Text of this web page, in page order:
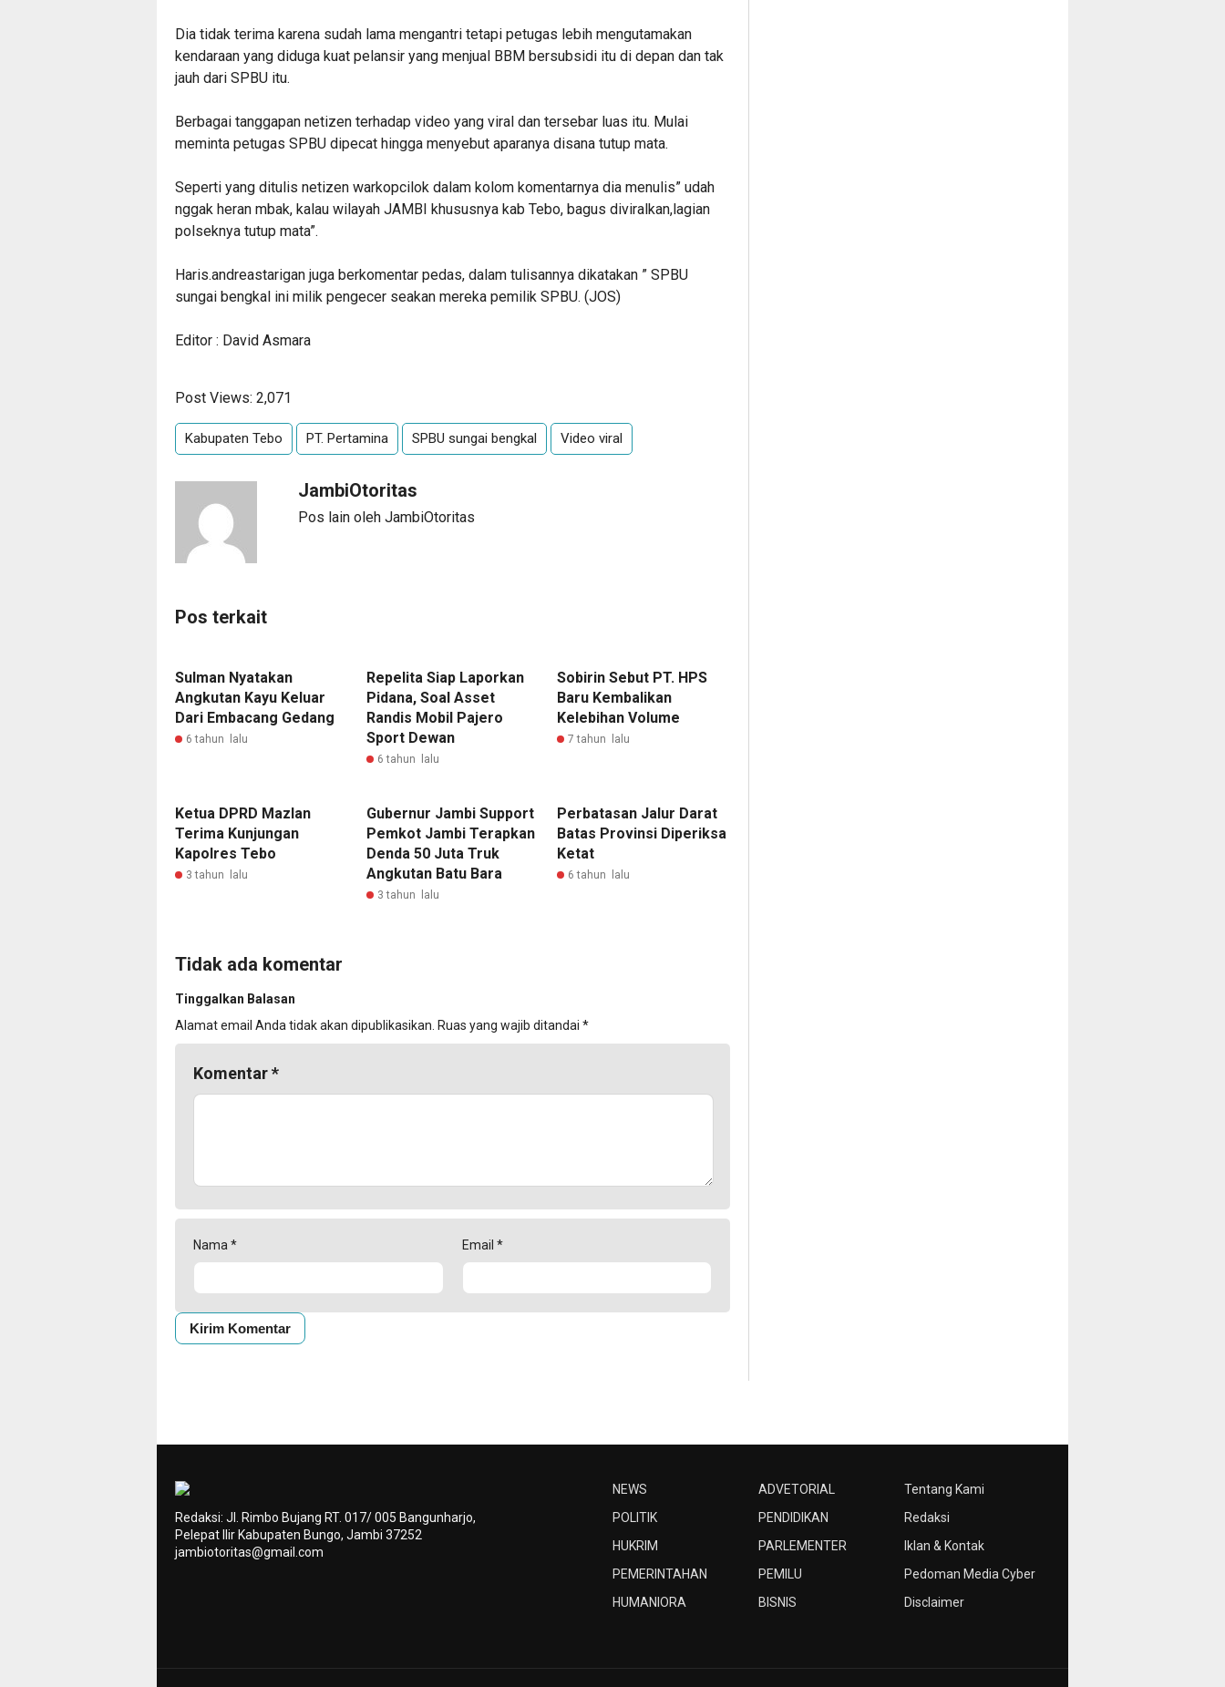
Dia tidak terima karena sudah lama mengantri tetapi petugas lebih mengutamakan
kendaraan yang diduga kuat pelansir yang menjual BBM bersubsidi itu di depan dan tak
jauh dari SPBU itu.
Berbagai tanggapan netizen terhadap video yang viral dan tersebar luas itu. Mulai
meminta petugas SPBU dipecat hingga menyebut aparanya disana tutup mata.
Seperti yang ditulis netizen warkopcilok dalam kolom komentarnya dia menulis” udah
nggak heran mbak, kalau wilayah JAMBI khususnya kab Tebo, bagus diviralkan,lagian
polseknya tutup mata”.
Haris.andreastarigan juga berkomentar pedas, dalam tulisannya dikatakan ” SPBU
sungai bengkal ini milik pengecer seakan mereka pemilik SPBU. (JOS)
Editor : David Asmara
Post Views: 2,071
Kabupaten Tebo PT. Pertamina SPBU sungai bengkal Video viral
JambiOtoritas
Pos lain oleh JambiOtoritas
Pos terkait
Sulman Nyatakan
Angkutan Kayu Keluar
Dari Embacang Gedang
6 tahun lalu
Repelita Siap Laporkan
Pidana, Soal Asset
Randis Mobil Pajero
Sport Dewan
6 tahun lalu
Sobirin Sebut PT. HPS
Baru Kembalikan
Kelebihan Volume
7 tahun lalu
Ketua DPRD Mazlan
Terima Kunjungan
Kapolres Tebo
3 tahun lalu
Gubernur Jambi Support
Pemkot Jambi Terapkan
Denda 50 Juta Truk
Angkutan Batu Bara
3 tahun lalu
Perbatasan Jalur Darat
Batas Provinsi Diperiksa
Ketat
6 tahun lalu
Tidak ada komentar
Tinggalkan Balasan
Alamat email Anda tidak akan dipublikasikan. Ruas yang wajib ditandai *
Komentar*
Nama * Email *
NEWS
POLITIK
HUKRIM
PEMERINTAHAN
HUMANIORA
ADVETORIAL
PENDIDIKAN
PARLEMENTER
PEMILU
BISNIS
Tentang Kami
Redaksi
Iklan & Kontak
Pedoman Media Cyber
Disclaimer
Redaksi: Jl. Rimbo Bujang RT. 017/ 005 Bangunharjo,
Pelepat Ilir Kabupaten Bungo, Jambi 37252
jambiotoritas@gmail.com